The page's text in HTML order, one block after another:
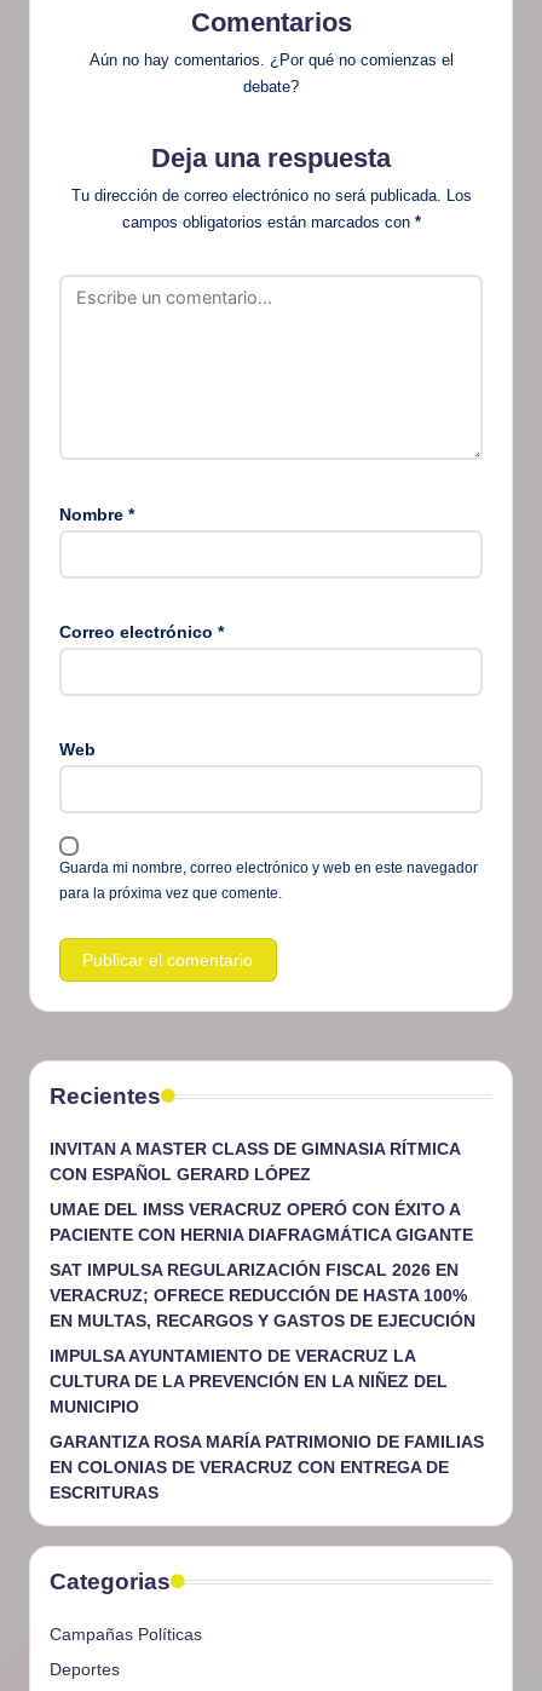
Comentarios
Aún no hay comentarios. ¿Por qué no comienzas el
debate?
Deja una respuesta
Tu dirección de correo electrónico no será publicada. Los
campos obligatorios están marcados con *
Nombre *
Correo electrónico *
Web
Guarda mi nombre, correo electrónico y web en este navegador
para la próxima vez que comente.
Recientes
INVITAN A MASTER CLASS DE GIMNASIA RÍTMICA
CON ESPAÑOL GERARD LÓPEZ
UMAE DEL IMSS VERACRUZ OPERÓ CON ÉXITO A
PACIENTE CON HERNIA DIAFRAGMÁTICA GIGANTE
SAT IMPULSA REGULARIZACIÓN FISCAL 2026 EN
VERACRUZ; OFRECE REDUCCIÓN DE HASTA 100%
EN MULTAS, RECARGOS Y GASTOS DE EJECUCIÓN
IMPULSA AYUNTAMIENTO DE VERACRUZ LA
CULTURA DE LA PREVENCIÓN EN LA NIÑEZ DEL
MUNICIPIO
GARANTIZA ROSA MARÍA PATRIMONIO DE FAMILIAS
EN COLONIAS DE VERACRUZ CON ENTREGA DE
ESCRITURAS
Categorias
Campañas Políticas
Deportes